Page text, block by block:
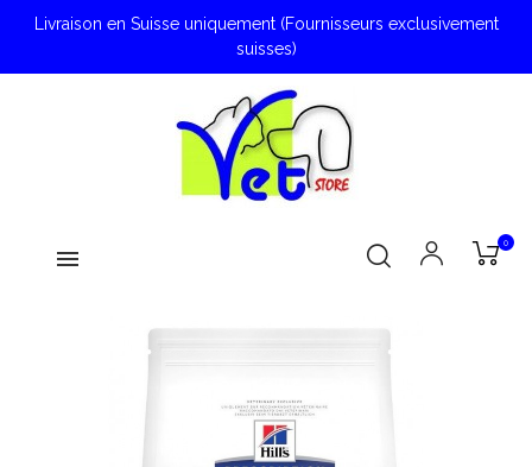
Livraison en Suisse uniquement (Fournisseurs exclusivement
suisses)
0